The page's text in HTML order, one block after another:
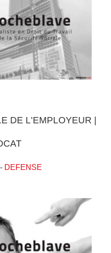
DE L'EMPLOYEUR |
DEFENSE